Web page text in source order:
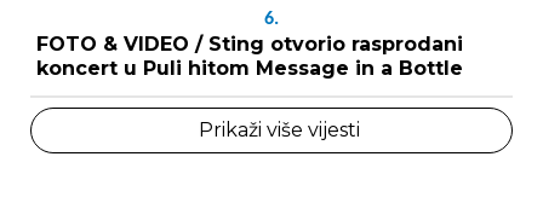
6.
FOTO & VIDEO / Sting otvorio rasprodani
koncert u Puli hitom Message in a Bottle
Prikaži više vijesti